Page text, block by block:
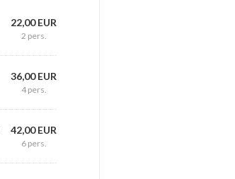
22,00 EUR
2 pers.
36,00 EUR
4 pers.
42,00 EUR
6 pers.